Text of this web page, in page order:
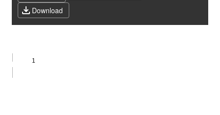
Download